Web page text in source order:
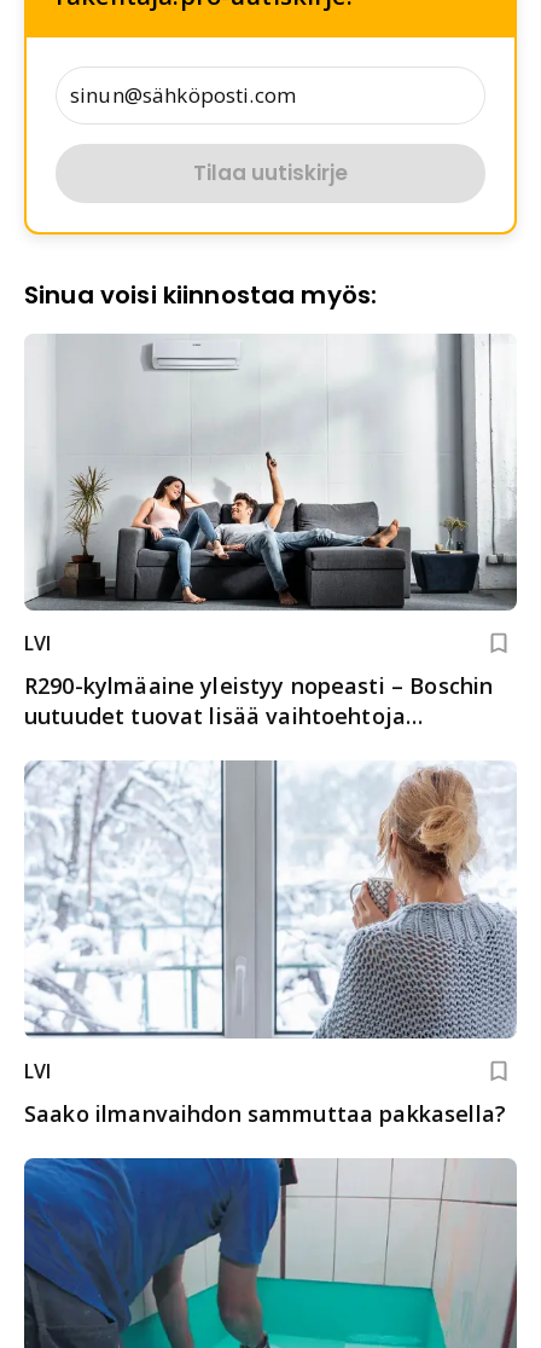
Tilaa uutiskirje
Sinua voisi kiinnostaa myös:
LVI
R290-kylmäaine yleistyy nopeasti – Boschin
uutuudet tuovat lisää vaihtoehtoja
LVI
Saako ilmanvaihdon sammuttaa pakkasella?